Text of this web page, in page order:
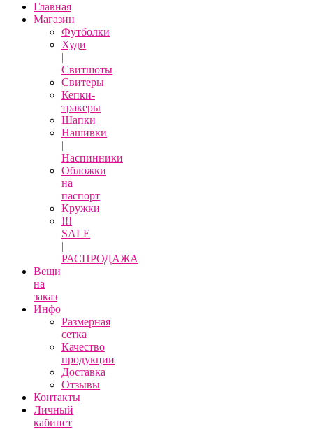
Главная
Магазин
Футболки
Худи
|
Свитшоты
Свитеры
Кепки-
тракеры
Шапки
Нашивки
|
Наспинники
Обложки
на
паспорт
Кружки
!!!
SALE
|
РАСПРОДАЖА
Вещи
на
заказ
Инфо
Размерная
сетка
Качество
продукции
Доставка
Отзывы
Контакты
Личный
кабинет